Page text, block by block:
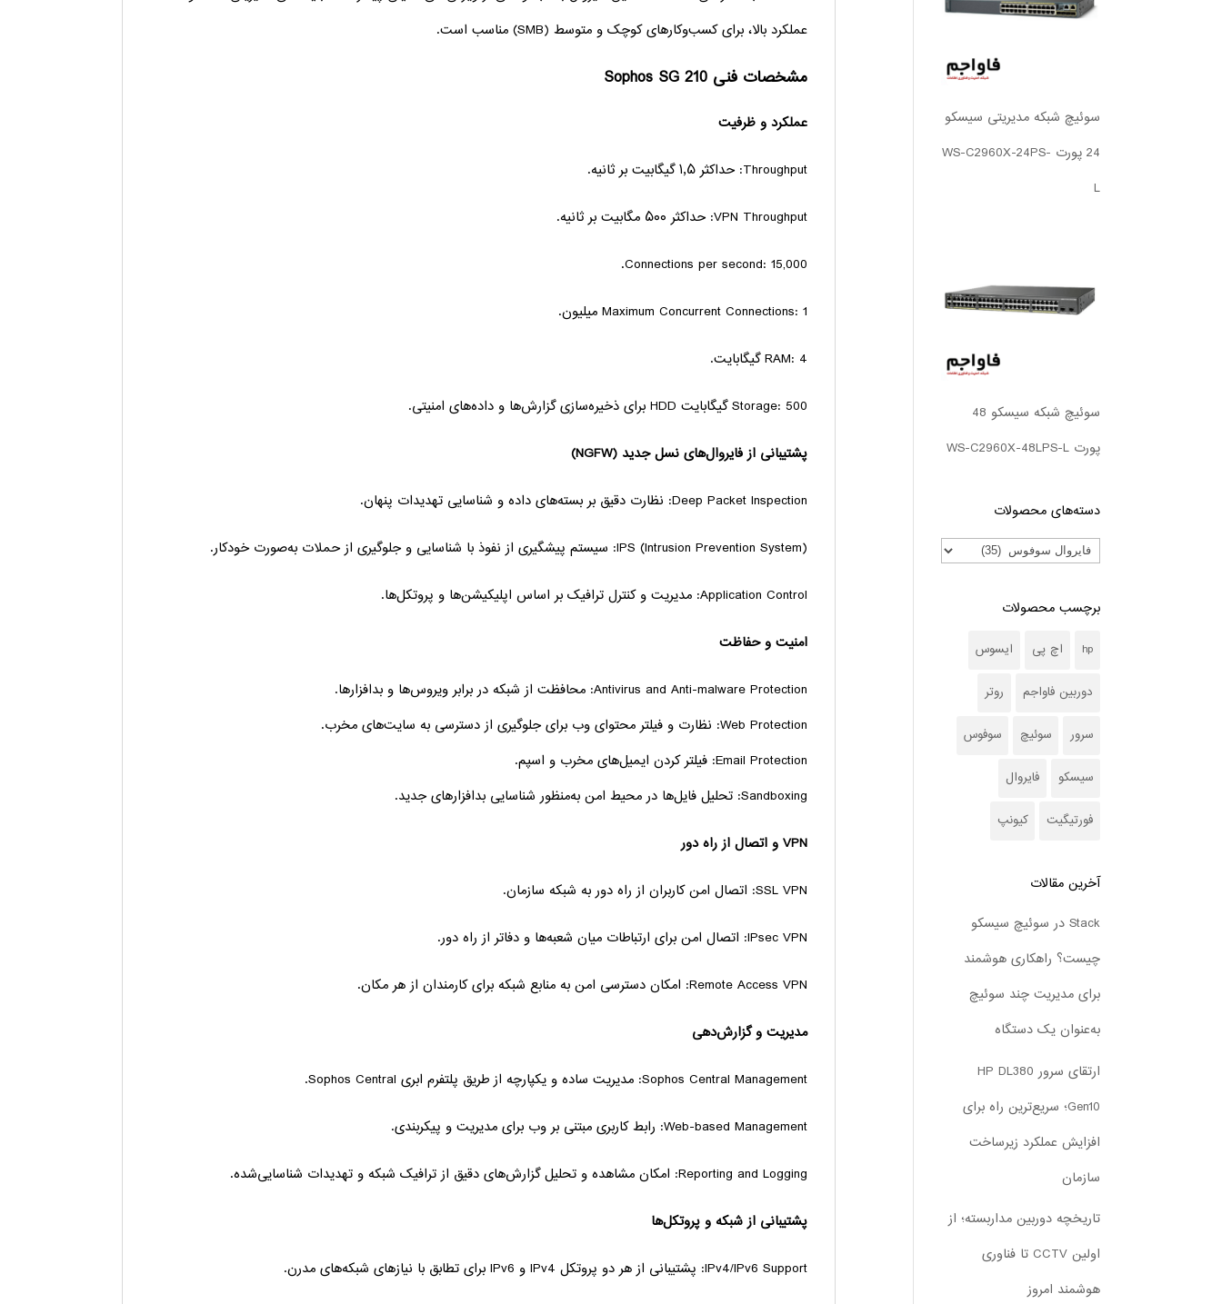
عملکرد بالا، برای کسب‌وکارهای کوچک و متوسط (SMB) مناسب است.
مشخصات فنی Sophos SG 210
عملکرد و ظرفیت
Throughput: حداکثر ۱٫۵ گیگابیت بر ثانیه.
VPN Throughput: حداکثر ۵۰۰ مگابیت بر ثانیه.
Connections per second: 15,000.
Maximum Concurrent Connections: 1 میلیون.
RAM: 4 گیگابایت.
Storage: 500 گیگابایت HDD برای ذخیره‌سازی گزارش‌ها و داده‌های امنیتی.
پشتیبانی از فایروال‌های نسل جدید (NGFW)
Deep Packet Inspection: نظارت دقیق بر بسته‌های داده و شناسایی تهدیدات پنهان.
IPS (Intrusion Prevention System): سیستم پیشگیری از نفوذ با شناسایی و جلوگیری از حملات به‌صورت خودکار.
Application Control: مدیریت و کنترل ترافیک بر اساس اپلیکیشن‌ها و پروتکل‌ها.
امنیت و حفاظت
Antivirus and Anti-malware Protection: محافظت از شبکه در برابر ویروس‌ها و بدافزارها.
Web Protection: نظارت و فیلتر محتوای وب برای جلوگیری از دسترسی به سایت‌های مخرب.
Email Protection: فیلتر کردن ایمیل‌های مخرب و اسپم.
Sandboxing: تحلیل فایل‌ها در محیط امن به‌منظور شناسایی بدافزارهای جدید.
VPN و اتصال از راه دور
SSL VPN: اتصال امن کاربران از راه دور به شبکه سازمان.
IPsec VPN: اتصال امن برای ارتباطات میان شعبه‌ها و دفاتر از راه دور.
Remote Access VPN: امکان دسترسی امن به منابع شبکه برای کارمندان از هر مکان.
مدیریت و گزارش‌دهی
Sophos Central Management: مدیریت ساده و یکپارچه از طریق پلتفرم ابری Sophos Central.
Web-based Management: رابط کاربری مبتنی بر وب برای مدیریت و پیکربندی.
Reporting and Logging: امکان مشاهده و تحلیل گزارش‌های دقیق از ترافیک شبکه و تهدیدات شناسایی‌شده.
پشتیبانی از شبکه و پروتکل‌ها
IPv4/IPv6 Support: پشتیبانی از هر دو پروتکل IPv4 و IPv6 برای تطابق با نیازهای شبکه‌های مدرن.
سوئیچ شبکه مدیریتی سیسکو
24 پورت WS-C2960X-24PS-
L
سوئیچ شبکه سیسکو 48
پورت WS-C2960X-48LPS-L
دسته‌های محصولات
برچسب محصولات
hp اچ پی ایسوس
دوربین فاواجم روتر
سرور سوئیچ سوفوس
سیسکو فایروال
فورتیگیت کیونپ
آخرین مقالات
Stack در سوئیچ سیسکو
چیست؟ راهکاری هوشمند
برای مدیریت چند سوئیچ
به‌عنوان یک دستگاه
ارتقای سرور HP DL380
Gen10؛ سریع‌ترین راه برای
افزایش عملکرد زیرساخت
سازمان
تاریخچه دوربین مداربسته؛ از
اولین CCTV تا فناوری
هوشمند امروز